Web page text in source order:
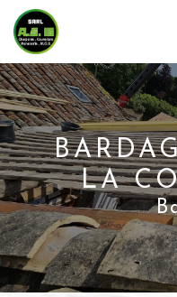
LA
Panneau de gestion des